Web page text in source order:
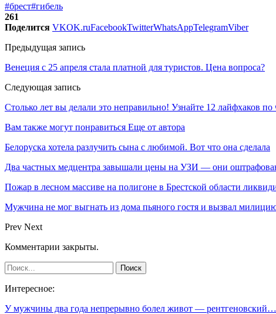
#брест#гибель
261
Поделится VKOK.ruFacebookTwitterWhatsAppTelegramViber
Предыдущая запись
Венеция с 25 апреля стала платной для туристов. Цена вопроса?
Следующая запись
Столько лет вы делали это неправильно! Узнайте 12 лайфхаков по
Вам также могут понравиться Еще от автора
Белоруска хотела разлучить сына с любимой. Вот что она сделала
Два частных медцентра завышали цены на УЗИ — они
Пожар в лесном массиве на полигоне в Брестской области
Мужчина не мог выгнать из дома пьяного гостя и вызвал
Prev Next
Комментарии закрыты.
Интересное:
У мужчины два года непрерывно болел живот — рентгеновский…